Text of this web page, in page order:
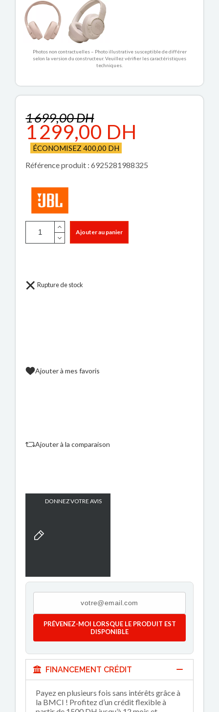
Photos non contractuelles – Photo illustrative susceptible de différer
selon la version du constructeur. Veuillez vérifier les caractéristiques
techniques.
1 699,00 DH
1 299,00 DH
ÉCONOMISEZ 400,00 DH
Référence produit : 6925281988325
Ajouter au panier
Rupture de stock
Ajouter à mes favoris
Ajouter à la comparaison
DONNEZ VOTRE AVIS
PRÉVENEZ-MOI LORSQUE LE PRODUIT EST
DISPONIBLE
FINANCEMENT CRÉDIT
Payez en plusieurs fois sans intérêts grâce à
la BMCI ! Profitez d’un crédit flexible à